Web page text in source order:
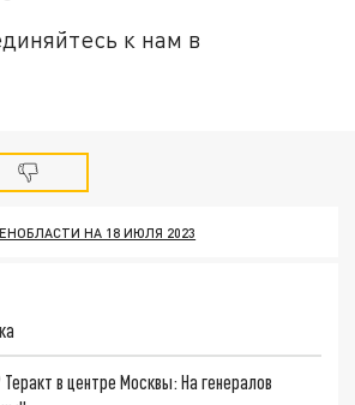
к нам в
НА 18 ИЮЛЯ 2023
в центре Москвы: На генералов